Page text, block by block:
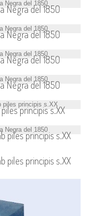
Negra del 1850
Negra del 1850
Negra del 1850
Negra del 1850
principis s.XX
piles principis s.XX
piles principis s.XX